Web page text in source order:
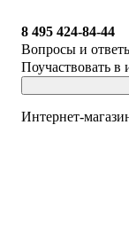
8 495 424-84-44
Вопросы и
Поучаствовать в
Интернет-